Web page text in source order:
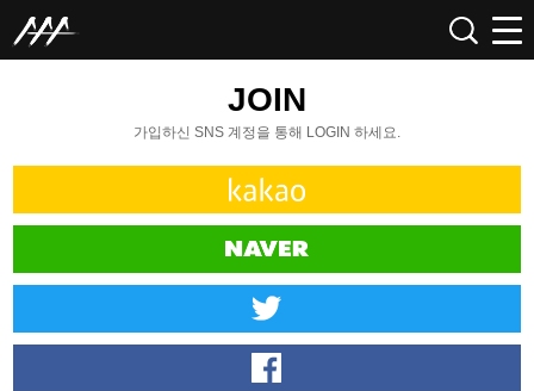
JOIN
가입하신 SNS 계정을 통해 LOGIN 하세요.